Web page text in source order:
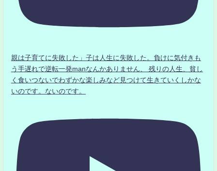
親は子育てに失敗した」子は人生に失敗した。負けに気付きも
う手遅れで逆転一発manなんかありません、 残りの人生、貧し
く食いつないでわずかな楽しみなど見つけて生きていくしかな
いのです。ないのです。